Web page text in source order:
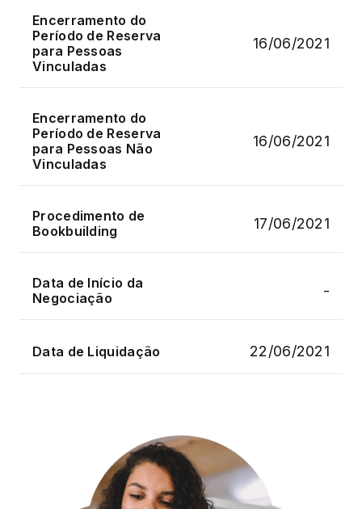
Encerramento do
Período de Reserva
para Pessoas
Vinculadas
16/06/2021
Encerramento do
Período de Reserva
para Pessoas Não
Vinculadas
16/06/2021
Procedimento de
Bookbuilding
17/06/2021
Data de Início da
Negociação
-
Data de Liquidação 22/06/2021